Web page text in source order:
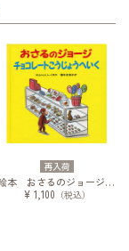
再入荷
絵本 おさるのジョージ チョコレートこうじょうへいく
¥ 1,100 （税込）